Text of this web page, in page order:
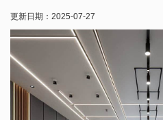
更新日期： 2025-07-27